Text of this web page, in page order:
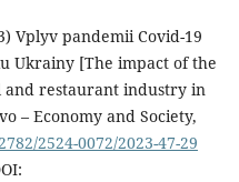
Vplyv pandemii Covid-19
Ukrainy [The impact of the
and restaurant industry in
– Economy and Society,
2524-0072/2023-47-29